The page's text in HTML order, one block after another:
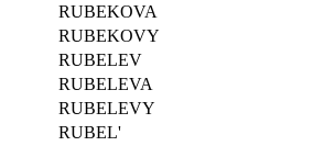
RUBEKOVA
RUBEKOVY
RUBELEV
RUBELEVA
RUBELEVY
RUBEL'